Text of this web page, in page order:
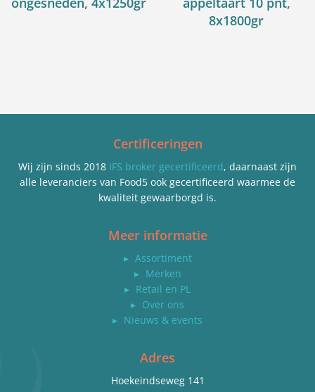
8x1800gr
Certificeringen
Wij zijn sinds 2018 IFS broker gecertificeerd, daarnaast zijn
alle leveranciers van Food5 ook gecertificeerd waarmee de
kwaliteit gewaarborgd is.
Meer informatie
▸ Assortiment
▸ Merken
▸ Retail en PL
▸ Over ons
▸ Nieuws & events
Adres
Hoekeindseweg 141